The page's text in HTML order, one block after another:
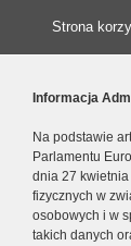
Strona
Informacja
Na podstawie
Parlamentu
dnia 27
fizycznych w
osobowych i w
takich danych